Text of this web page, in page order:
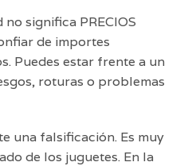
significa PRECIOS
de importes
Puedes estar frente a un
roturas o problemas
una falsificación. Es muy
de los juguetes. En la